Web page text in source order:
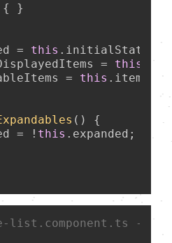
{ }
= this . initialState
= this
= this . items
( ) {
= ! this . expanded ;
-->